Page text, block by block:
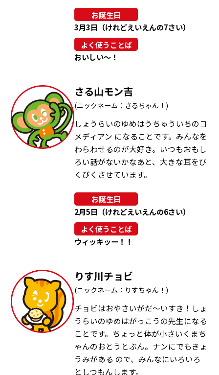
お誕生日
3月3日（けれどえいえんの7さい）
よく使うことば
おいしい〜！
さる山モン吉
(ニックネーム：さるちゃん！)
しょうらいのゆめはうちゅういちのコ
メディアン になることです。みんなを
わらわせるのが大好き。いつもおもし
ろい話がないかなあと、大きな耳をび
くびくさせています。
お誕生日
2月5日（けれどえいえんの6さい）
よく使うことば
ウィッキッー！！
りす川チョビ
(ニックネーム：りすちゃん！)
チョビはおやさいがだ～いすき！しょ
うらいのゆめはがっこうの先生になる
ことです。ちょっと体が小さいくまち
ゃんのおとうとぶん。ナンにでもきょ
うみがある ので、みんなにいろいろ
としつもんします。